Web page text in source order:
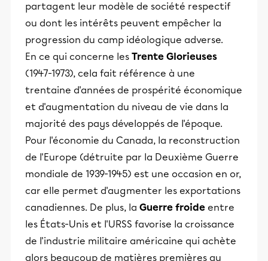
partagent leur modèle de société respectif
ou dont les intérêts peuvent empêcher la
progression du camp idéologique adverse.
En ce qui concerne les Trente Glorieuses
(1947-1973), cela fait référence à une
trentaine d'années de prospérité économique
et d'augmentation du niveau de vie dans la
majorité des pays développés de l'époque.
Pour l'économie du Canada, la reconstruction
de l'Europe (détruite par la Deuxième Guerre
mondiale de 1939-1945) est une occasion en or,
car elle permet d'augmenter les exportations
canadiennes. De plus, la Guerre froide entre
les États-Unis et l'URSS favorise la croissance
de l'industrie militaire américaine qui achète
alors beaucoup de matières premières au